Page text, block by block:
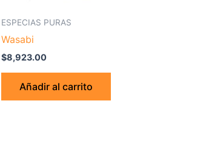
ESPECIAS PURAS
Wasabi
$8,923.00
Añadir al carrito